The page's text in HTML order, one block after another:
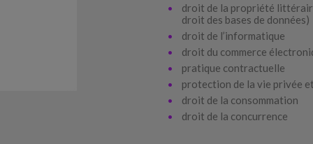
droit de la propriété
droit des bases de données)
droit de l’informatique
droit du commerce
pratique contractuelle
protection de la vie privée
droit de la consommation
droit de la concurrence